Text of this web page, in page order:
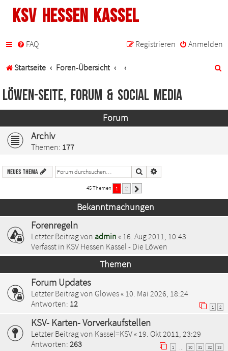
KSV Hessen Kassel
FAQ Anmelden
Registrieren
Startseite Foren-Übersicht
Löwen-Seite, Forum & Social Media
Forum
Archiv
Themen: 177
Neues Thema Suche
45 Themen 1 2
Bekanntmachungen
Forenregeln
Letzter Beitrag von admin « 16. Aug 2011, 10:43
Verfasst in KSV Hessen Kassel - Die Löwen
Themen
Forum Updates
Letzter Beitrag von Glowes« 10. Mai 2026, 18:24
Antworten: 12 1 2
KSV- Karten- Vorverkaufstellen
Letzter Beitrag von Kassel=KSV« 19. Okt 2011, 23:29
Antworten: 263 1 30 31 32 33